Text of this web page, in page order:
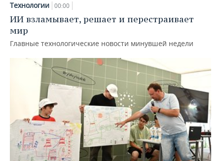
Технологии 00:00
ИИ взламывает, решает и перестраивает
мир
Главные технологические новости минувшей недели